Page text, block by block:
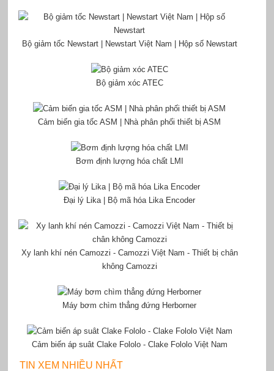
Bộ giảm tốc Newstart | Newstart Việt Nam | Hộp số Newstart
Bộ giảm xóc ATEC
Cảm biến gia tốc ASM | Nhà phân phối thiết bị ASM
Bơm định lượng hóa chất LMI
Đại lý Lika | Bộ mã hóa Lika Encoder
Xy lanh khí nén Camozzi - Camozzi Việt Nam - Thiết bị chân
không Camozzi
Máy bơm chìm thẳng đứng Herborner
Cảm biến áp suât Clake Fololo - Clake Fololo Việt Nam
TIN XEM NHIỀU NHẤT